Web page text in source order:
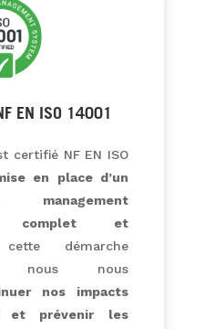
EN ISO 14001
certifié NF EN ISO
en place d’un
complet et
démarche
nous nous
nos impacts
et prévenir les